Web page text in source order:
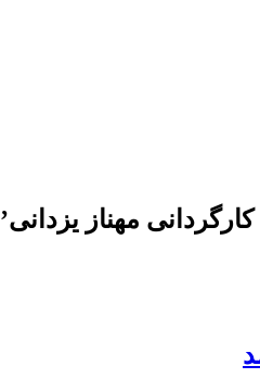
مهناز یزدانی’